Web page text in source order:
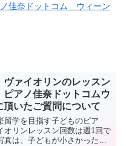
ノ佳奈ドットコム ウィーン
ヴァイオリンのレッスン
アノ佳奈ドットコムウ
頂いたご質問について
留学を目指す子どものピア
オリンレッスン回数は週1回で
真は、子どもが小さかった頃